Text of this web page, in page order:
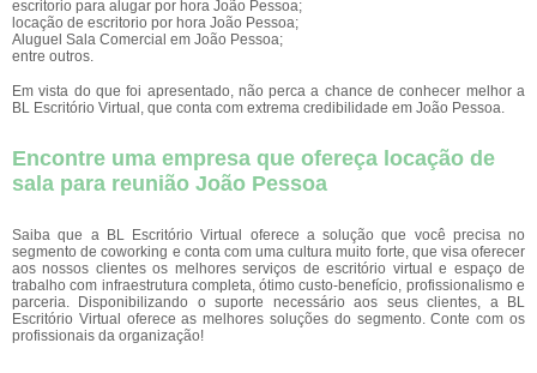
escritorio para alugar por hora João Pessoa;
locação de escritorio por hora João Pessoa;
Aluguel Sala Comercial em João Pessoa;
entre outros.
Em vista do que foi apresentado, não perca a chance de conhecer melhor a
BL Escritório Virtual, que conta com extrema credibilidade em João Pessoa.
Encontre uma empresa que ofereça locação de
sala para reunião João Pessoa
Saiba que a BL Escritório Virtual oferece a solução que você precisa no
segmento de coworking e conta com uma cultura muito forte, que visa oferecer
aos nossos clientes os melhores serviços de escritório virtual e espaço de
trabalho com infraestrutura completa, ótimo custo-benefício, profissionalismo e
parceria. Disponibilizando o suporte necessário aos seus clientes, a BL
Escritório Virtual oferece as melhores soluções do segmento. Conte com os
profissionais da organização!